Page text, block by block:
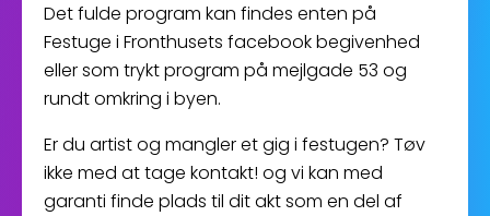
Det fulde program kan findes enten på
Festuge i Fronthusets facebook begivenhed
eller som trykt program på mejlgade 53 og
rundt omkring i byen.
Er du artist og mangler et gig i festugen? Tøv
ikke med at tage kontakt! og vi kan med
garanti finde plads til dit akt som en del af